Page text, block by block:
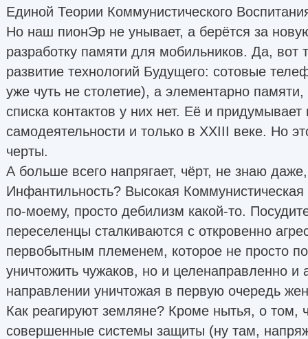
Единой Теории Коммунистического
Но наш пионЭр не унывает, а берётся за
разработку памяти для мобильников. Да,
развитие технологий Будущего: сотовые
уже чуть не столетие), а элементарно
списка контактов у них нет. Её и
самодеятельности и только в XXIII веке. Но
черты.
А больше всего напрягает, чёрт, не знаю
Инфантильность? Высокая
по-моему, просто дебилизм какой-то.
переселенцы сталкиваются с откровенно
первобытным племенем, которое не просто
уничтожить чужаков, но и целенаправленно и
направлении уничтожая в первую очередь
Как реагируют земляне? Кроме нытья, о том,
совершенные системы защиты (ну там,